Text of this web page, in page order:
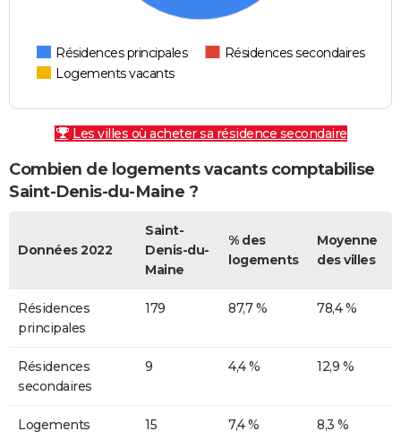
Résidences principales
Résidences secondaires
Logements vacants
Les villes où acheter sa résidence secondaire
Combien de logements vacants comptabilise
Saint-Denis-du-Maine ?
Données 2022
Saint-
Denis-du-
Maine
% des
logements
Moyenne
des villes
Résidences
principales
179 87,7 % 78,4 %
Résidences
secondaires
9 4,4 % 12,9 %
Logements
15 7,4 % 8,3 %